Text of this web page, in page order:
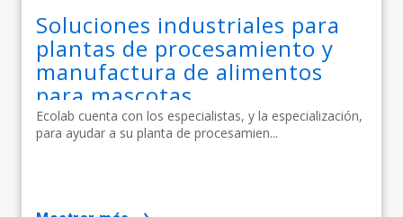
Soluciones industriales para
plantas de procesamiento y
manufactura de alimentos
para mascotas
Ecolab cuenta con los especialistas, y la especialización,
para ayudar a su planta de procesamien...